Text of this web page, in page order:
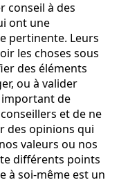
conseil à des
ont une
pertinente. Leurs
les choses sous
des éléments
ou à valider
de
et de ne
des opinions qui
valeurs ou nos
différents points
à soi-même est un